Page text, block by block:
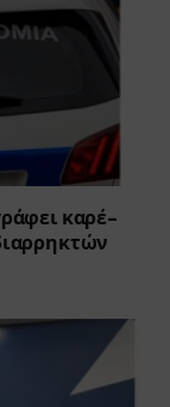
καρέ-